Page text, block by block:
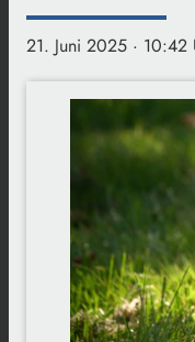
21. Juni 2025 · 10:42